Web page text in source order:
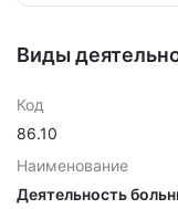
Виды
Код
86.10
Наименование
Деятельность